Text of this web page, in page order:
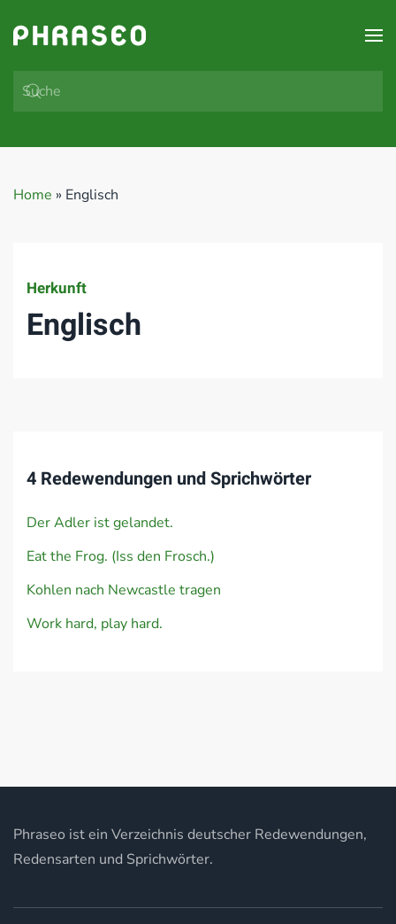
Zum Hauptinhalt springen
Home » Englisch
Herkunft
Englisch
4 Redewendungen und Sprichwörter
Der Adler ist gelandet.
Eat the Frog. (Iss den Frosch.)
Kohlen nach Newcastle tragen
Work hard, play hard.
Phraseo ist ein Verzeichnis deutscher Redewendungen,
Redensarten und Sprichwörter.